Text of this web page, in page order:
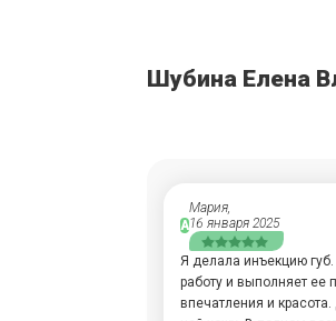
Шубина Елена
А
Мария,
16 января 2025
Я делала инъекцию
работу и выполняет ее
впечатления и